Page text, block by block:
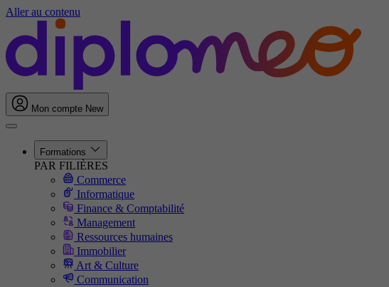
Aller au contenu
Mon compte New
Formations
PAR FILIÈRES
Commerce
Informatique
Finance & Comptabilité
Management
Ressources humaines
Immobilier
Art & Culture
Communication